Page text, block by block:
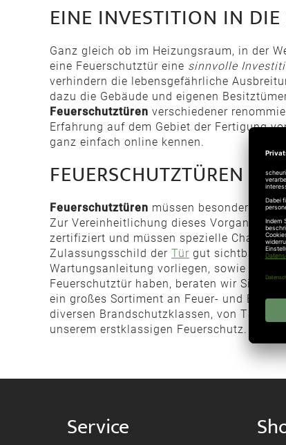
EINE INVESTITION IN
Ganz gleich ob im Heizungsraum, in der
eine Feuerschutztür eine sinnvolle
verhindern die lebensgefährliche
dazu die Gebäude und eigenen
Feuerschutztüren verschiedener
Erfahrung auf dem Gebiet der Fertigung
ganz einfach online kennen.
FEUERSCHUTZTÜREN
Feuerschutztüren müssen besondere
Zur Vereinheitlichung dieses Vorgangs
zertifiziert und müssen spezielle
Zulassungsschild der Tür gut sichtbar auf
Wartungsanleitung vorliegen, sowie ein
Feuerschutztür haben, beraten wir Sie
ein großes Sortiment an Feuer- und
diversen Brandschutzklassen, von T30,
unserem erstklassigen Feuerschutz.
Service